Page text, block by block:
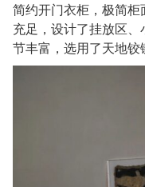
简约开门衣柜，极简
充足，设计了挂放区
节丰富，选用了天地铰